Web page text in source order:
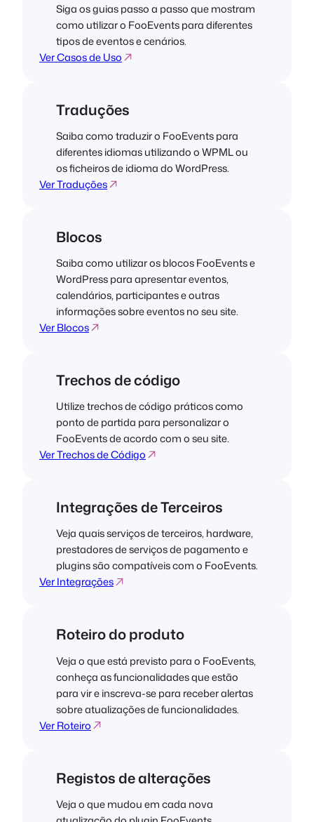
Siga os guias passo a passo que mostram
como utilizar o FooEvents para diferentes
tipos de eventos e cenários.
Ver Casos de Uso
Traduções
Saiba como traduzir o FooEvents para
diferentes idiomas utilizando o WPML ou
os ficheiros de idioma do WordPress.
Ver Traduções
Blocos
Saiba como utilizar os blocos FooEvents e
WordPress para apresentar eventos,
calendários, participantes e outras
informações sobre eventos no seu site.
Ver Blocos
Trechos de código
Utilize trechos de código práticos como
ponto de partida para personalizar o
FooEvents de acordo com o seu site.
Ver Trechos de Código
Integrações de Terceiros
Veja quais serviços de terceiros, hardware,
prestadores de serviços de pagamento e
plugins são compatíveis com o FooEvents.
Ver Integrações
Roteiro do produto
Veja o que está previsto para o FooEvents,
conheça as funcionalidades que estão
para vir e inscreva-se para receber alertas
sobre atualizações de funcionalidades.
Ver Roteiro
Registos de alterações
Veja o que mudou em cada nova